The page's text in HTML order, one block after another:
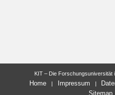
KIT – Die Forschungsuniversität
Home Impressum
Sitemap